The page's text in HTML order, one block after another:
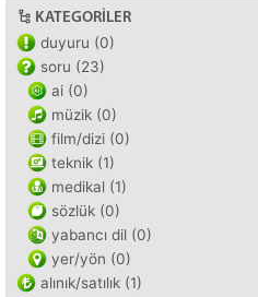
KATEGORILER
duyuru (0)
soru (23)
ai (0)
müzik (0)
film/dizi (0)
teknik (1)
medikal (1)
sözlük (0)
yabancı dil (0)
yer/yön (0)
alınık/satılık (1)